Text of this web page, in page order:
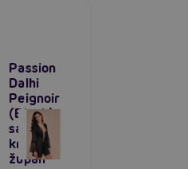
Passion
Dalhi
Peignoir
(Black),
saténový
krajkový
župan